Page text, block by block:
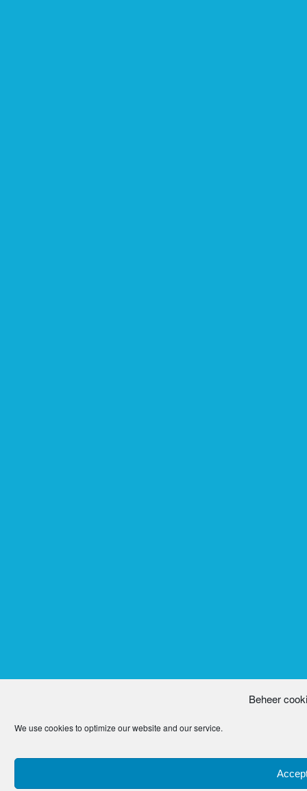
Beheer
We use cookies to optimize our website and our service.